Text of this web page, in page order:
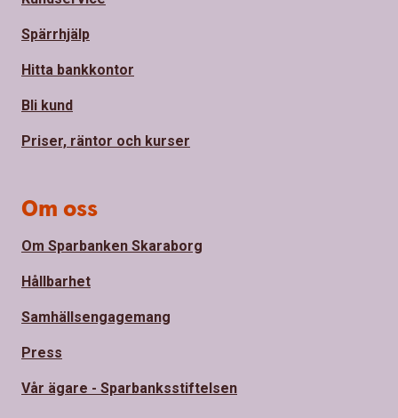
Spärrhjälp
Hitta bankkontor
Bli kund
Priser, räntor och kurser
Om oss
Om Sparbanken Skaraborg
Hållbarhet
Samhällsengagemang
Press
Vår ägare - Sparbanksstiftelsen